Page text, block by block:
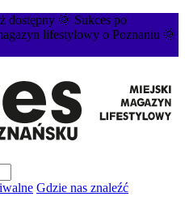
dostępny 🌞 Sukces po
lifestylowy o Poznaniu 🌞
Gdzie nas znaleźć